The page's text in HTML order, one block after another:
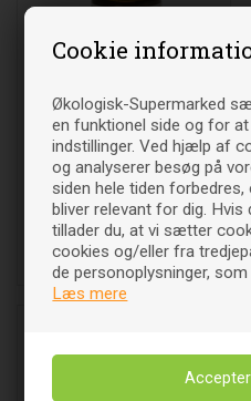
Cookie
Økologisk-Supermarked
en funktionel side og for
indstillinger. Ved hjælp af
og analyserer besøg på
siden hele tiden
bliver relevant for dig. Hvis
tillader du, at vi sætter
cookies og/eller fra
de personoplysninger,
Læs mere
Cellesalt 3: Ferrum phos.
D12 - 50 ml - Allergica
139 00 DKK
Læg i indkøbsvognen